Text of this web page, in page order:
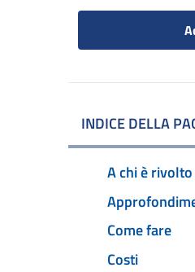
INDICE DELLA
A chi è rivolto
Come fare
Costi